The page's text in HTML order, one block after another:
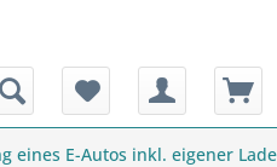
eines E-Autos inkl. eigener